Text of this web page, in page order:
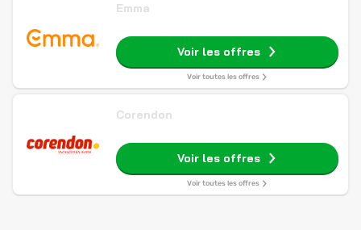
Emma
Voir les offres
Voir toutes les offres
Corendon
Voir les offres
Voir toutes les offres